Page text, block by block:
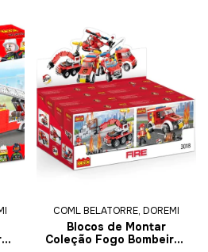
COML BELATORRE, DOREMI
Blocos de Montar
Coleção Fogo Bombeiros